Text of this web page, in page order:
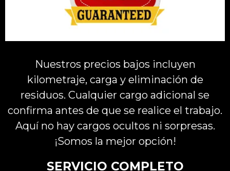
Nuestros precios bajos incluyen
kilometraje, carga y eliminación de
residuos. Cualquier cargo adicional se
confirma antes de que se realice el trabajo.
Aquí no hay cargos ocultos ni sorpresas.
¡Somos la mejor opción!
SERVICIO COMPLETO